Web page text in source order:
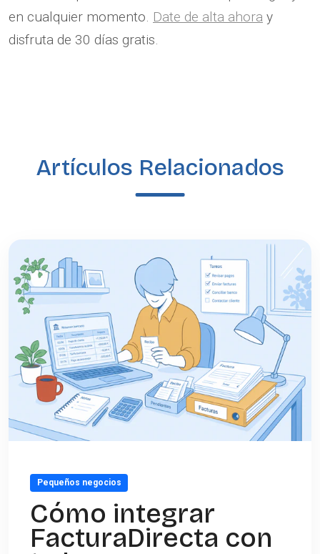
en cualquier momento. Date de alta ahora y
disfruta de 30 días gratis.
Artículos Relacionados
Pequeños negocios
Cómo integrar
FacturaDirecta con